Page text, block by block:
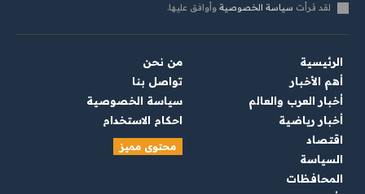
لقد قرأت سياسة الخصوصية وأوافق عليها.
الرئيسية
أهم الأخبار
أخبار العرب والعالم
أخبار رياضية
اقتصاد
السياسة
المحافظات
من نحن
تواصل بنا
سياسة الخصوصية
احكام الاستخدام
محتوى مميز